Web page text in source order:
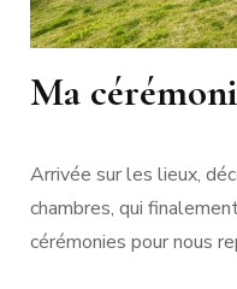
Ma
Arrivée sur les lieux,
chambres, qui
cérémonies pour nous